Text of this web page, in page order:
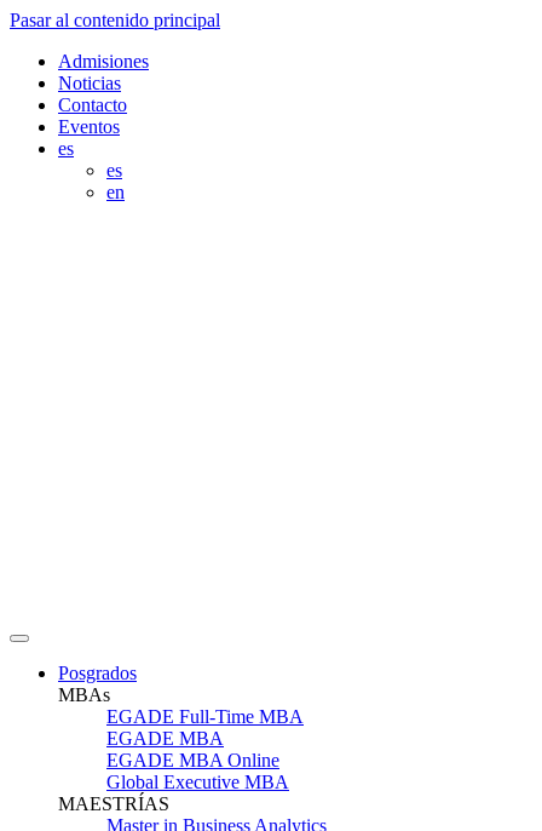
Pasar al contenido principal
Admisiones
Noticias
Contacto
Eventos
es
es
en
Posgrados
MBAs
EGADE Full-Time MBA
EGADE MBA
EGADE MBA Online
Global Executive MBA
MAESTRÍAS
Master in Business Analytics